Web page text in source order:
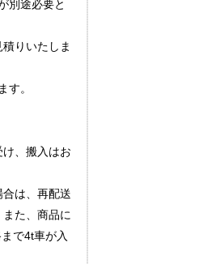
別途必要と
りいたしま
す。
、搬入はお
は、再配送
た、商品に
で4t車が入